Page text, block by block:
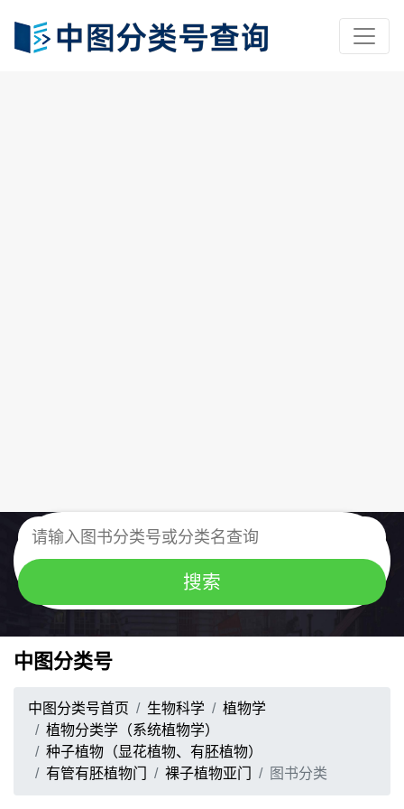
中图分类号
中图分类号首页 生物科学
植物学
植物分类学（系统植物学）
种子植物（显花植物、有胚植物）
有管有胚植物门
裸子植物亚门 图书分类